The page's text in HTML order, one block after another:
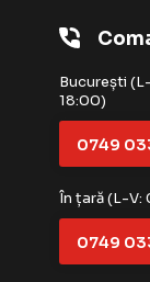
București
18:00)
0749
În țară (L-
0749